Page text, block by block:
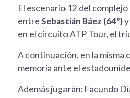
El escenario 12 del
entreSebastián Báez (64°)y
en el circuito ATP Tour, el
A continuación, en la misma
memoria ante el
Además jugarán: Facundo